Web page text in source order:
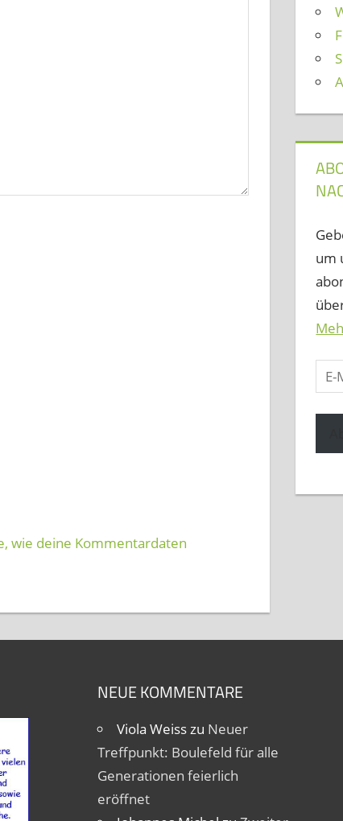
wie deine Kommentardaten
um
E-
NEUE KOMMENTARE
Viola Weisszu Neuer
Treffpunkt: Boulefeld für alle
Generationen feierlich
eröffnet